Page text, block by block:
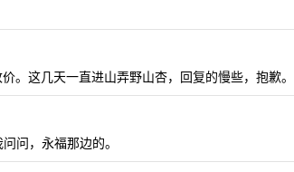
。这几天一直进山弄野山杏，回复的慢些，抱歉。
问，永福那边的。